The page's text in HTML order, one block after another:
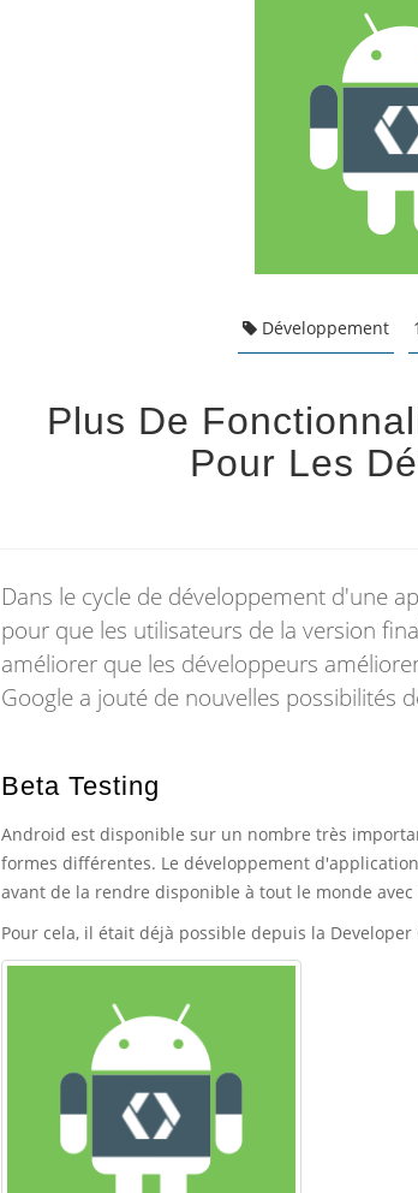
Développement
Plus De
Pour Les
Dans le cycle de développement d'une
pour que les utilisateurs de la version
améliorer que les développeurs
Google a jouté de nouvelles possibilités
Beta Testing
Android est disponible sur un nombre très
formes différentes. Le développement
avant de la rendre disponible à tout le monde
Pour cela, il était déjà possible depuis la